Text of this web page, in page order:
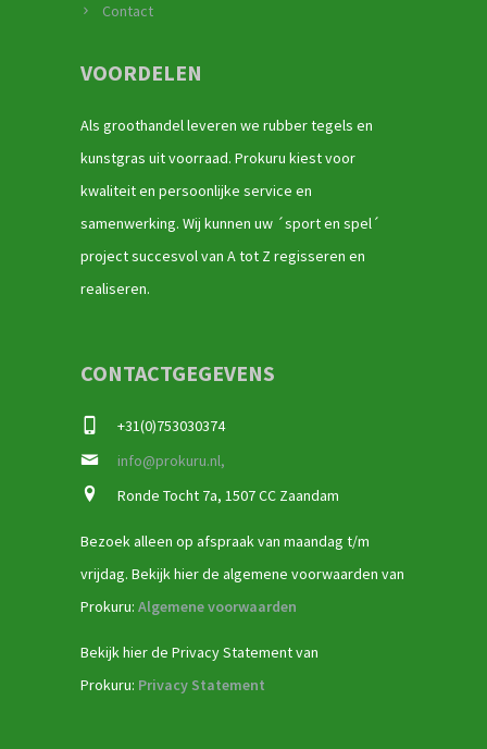
Contact
VOORDELEN
Als groothandel leveren we rubber tegels en
kunstgras uit voorraad. Prokuru kiest voor
kwaliteit en persoonlijke service en
samenwerking. Wij kunnen uw ´sport en spel´
project succesvol van A tot Z regisseren en
realiseren.
CONTACTGEGEVENS
+31(0)753030374
info@prokuru.nl,
Ronde Tocht 7a, 1507 CC Zaandam
Bezoek alleen op afspraak van maandag t/m
vrijdag. Bekijk hier de algemene voorwaarden van
Prokuru: Algemene voorwaarden
Bekijk hier de Privacy Statement van
Prokuru: Privacy Statement